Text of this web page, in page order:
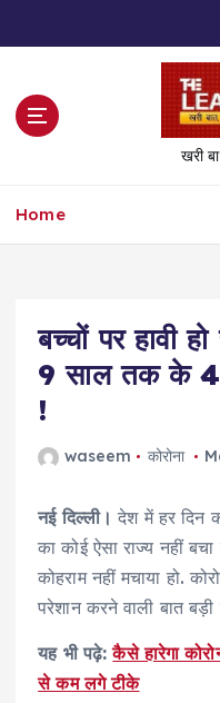
t
खरी
Home
बच्‍चों पर हावी
9 साल तक के
!
waseem कोरोना
नई दिल्‍ली। देश में हर दिन
का कोई ऐसा राज्‍य नहीं
कोहराम नहीं मचाया हो.
परेशान करने वाली बात बड़ी
यह भी पढ़े:कैसे हारेगा
से कम लगे टीके